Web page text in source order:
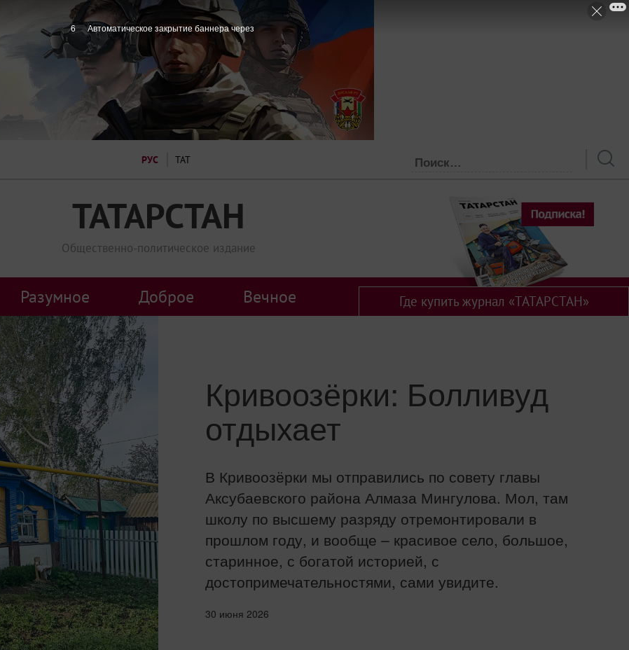
РУС ТАТ
ТАТАРСТАН
Общественно-политическое издание
Разумное Доброе Вечное Где купить журнал «ТАТАРСТАН»
Кривоозёрки: Болливуд
отдыхает
В Кривоозёрки мы отправились по совету главы
Аксубаевского района Алмаза Мингулова. Мол, там
школу по высшему разряду отремонтировали в
прошлом году, и вообще – красивое село, большое,
старинное, с богатой историей, с
достопримечательностями, сами увидите.
30 июня 2026
4 Автоматическое закрытие баннера через